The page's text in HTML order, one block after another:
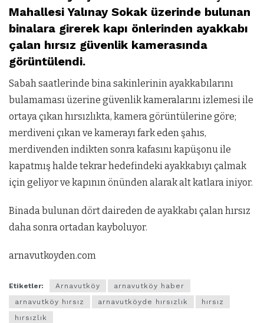
Mahallesi Yalınay Sokak üzerinde bulunan
binalara girerek kapı önlerinden ayakkabı
çalan hırsız güvenlik kamerasında
görüntülendi.
Sabah saatlerinde bina sakinlerinin ayakkabılarını
bulamaması üzerine güvenlik kameralarını izlemesi ile
ortaya çıkan hırsızlıkta, kamera görüntülerine göre;
merdiveni çıkan ve kamerayı fark eden şahıs,
merdivenden indikten sonra kafasını kapüşonu ile
kapatmış halde tekrar hedefindeki ayakkabıyı çalmak
için geliyor ve kapının önünden alarak alt katlara iniyor.
Binada bulunan dört daireden de ayakkabı çalan hırsız
daha sonra ortadan kayboluyor.
arnavutkoyden.com
Etiketler: Arnavutköy
arnavutköy haber
arnavutköy hırsız
arnavutköyde hırsızlık
hırsız
hırsızlık